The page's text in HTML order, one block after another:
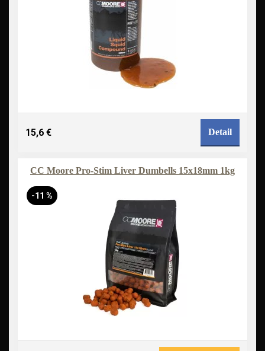
15,6 € Detail
CC Moore Pro-Stim Liver Dumbells 15x18mm 1kg
-11 %